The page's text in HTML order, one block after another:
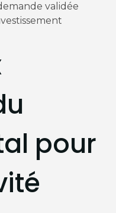
validée
pour